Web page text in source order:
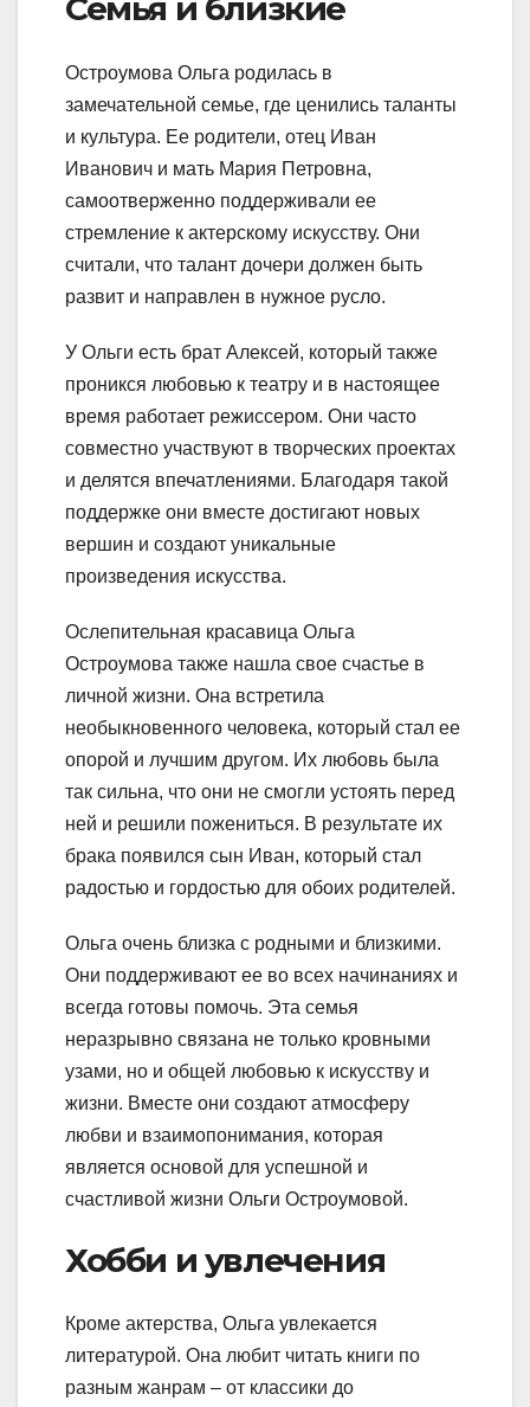
Семья и близкие
Остроумова Ольга родилась в
замечательной семье, где ценились таланты
и культура. Ее родители, отец Иван
Иванович и мать Мария Петровна,
самоотверженно поддерживали ее
стремление к актерскому искусству. Они
считали, что талант дочери должен быть
развит и направлен в нужное русло.
У Ольги есть брат Алексей, который также
проникся любовью к театру и в настоящее
время работает режиссером. Они часто
совместно участвуют в творческих проектах
и делятся впечатлениями. Благодаря такой
поддержке они вместе достигают новых
вершин и создают уникальные
произведения искусства.
Ослепительная красавица Ольга
Остроумова также нашла свое счастье в
личной жизни. Она встретила
необыкновенного человека, который стал ее
опорой и лучшим другом. Их любовь была
так сильна, что они не смогли устоять перед
ней и решили пожениться. В результате их
брака появился сын Иван, который стал
радостью и гордостью для обоих родителей.
Ольга очень близка с родными и близкими.
Они поддерживают ее во всех начинаниях и
всегда готовы помочь. Эта семья
неразрывно связана не только кровными
узами, но и общей любовью к искусству и
жизни. Вместе они создают атмосферу
любви и взаимопонимания, которая
является основой для успешной и
счастливой жизни Ольги Остроумовой.
Хобби и увлечения
Кроме актерства, Ольга увлекается
литературой. Она любит читать книги по
разным жанрам – от классики до